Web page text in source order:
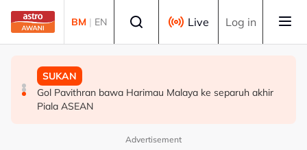
Skip to main content
BM | EN Live Log in
MALAYSIA
Berita tempatan pilihan sepanjang hari ini
MALAYSIA
Bapa lemas cuba selamatkan anak jatuh kolam ikan
SUKAN
Gol Pavithran bawa Harimau Malaya ke separuh akhir
Piala ASEAN
Advertisement